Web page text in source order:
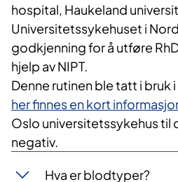
hospital, Haukeland
Universitetssykehuset i
godkjenning for å utføre
hjelp av NIPT.
Denne rutinen ble tatt i bruk
her finnes en kort
Oslo universitetssykehus til
negativ.
Hva er blodtyper?